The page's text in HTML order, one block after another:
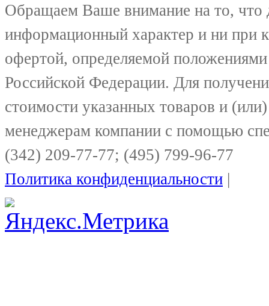
Обращаем Ваше внимание на то, что
информационный характер и ни при
офертой, определяемой
Российской Федерации. Для
стоимости указанных товаров и
менеджерам компании с помощью
(342) 209-77-77; (495) 799-96-77
Политика конфиденциальности |